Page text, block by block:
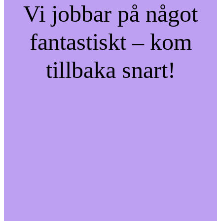
Vi jobbar på något
fantastiskt – kom
tillbaka snart!